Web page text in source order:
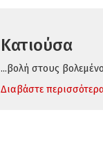
Κατιούσα
...βολή στους
Διαβάστε